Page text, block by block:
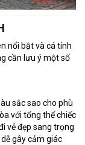
nổi bật và cá tính
cần lưu ý một số
sắc sao cho phù
với tổng thể chiếc
vẻ đẹp sang trọng
gây cảm giác